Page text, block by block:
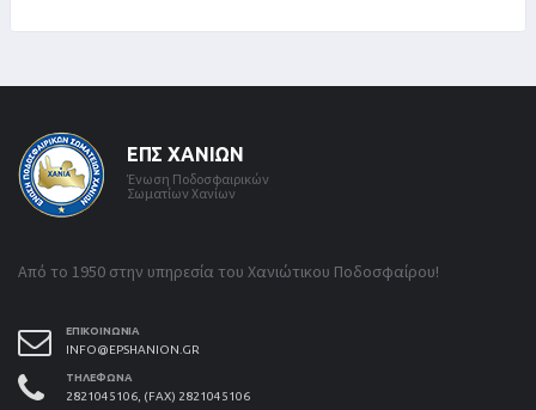
ΕΠΣ ΧΑΝΊΩΝ
Ένωση Ποδοσφαιρικών
Σωματίων Χανίων
Από το 1950 στην υπηρεσία του Χανιώτικου Ποδοσφαίρου!
ΕΠΙΚΟΙΝΩΝΊΑ
INFO@EPSHANION.GR
ΤΗΛΈΦΩΝΑ
2821045106, (FAX) 2821045106